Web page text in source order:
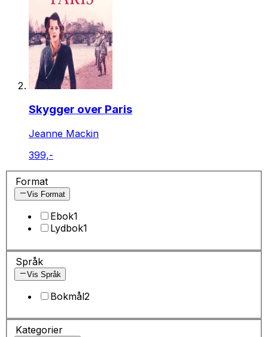
Skygger over Paris
Jeanne Mackin
399,-
Format
Vis Format
Ebok1
Lydbok1
Språk
Vis Språk
Bokmål2
Kategorier